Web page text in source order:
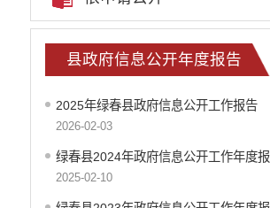
县政府信息公开年度报告
2025年绿春县政府信息公开工作报告
2026-02-03
绿春县2024年政府信息公开工作年度
2025-02-10